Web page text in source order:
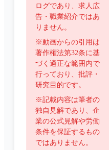
ログであり、求人広
告・職業紹介ではあ
りません。
※動画からの引用は
著作権法第32条に基
づく適正な範囲内で
行っており、批評・
研究目的です。
※記載内容は筆者の
独自見解であり、企
業の公式見解や労働
条件を保証するもの
ではありません。